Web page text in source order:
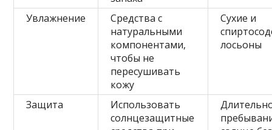
Увлажнение
Средства с
натуральными
компонентами,
чтобы не
пересушивать
кожу
Сухие и
лосьоны
Защита
Использовать
солнцезащитные